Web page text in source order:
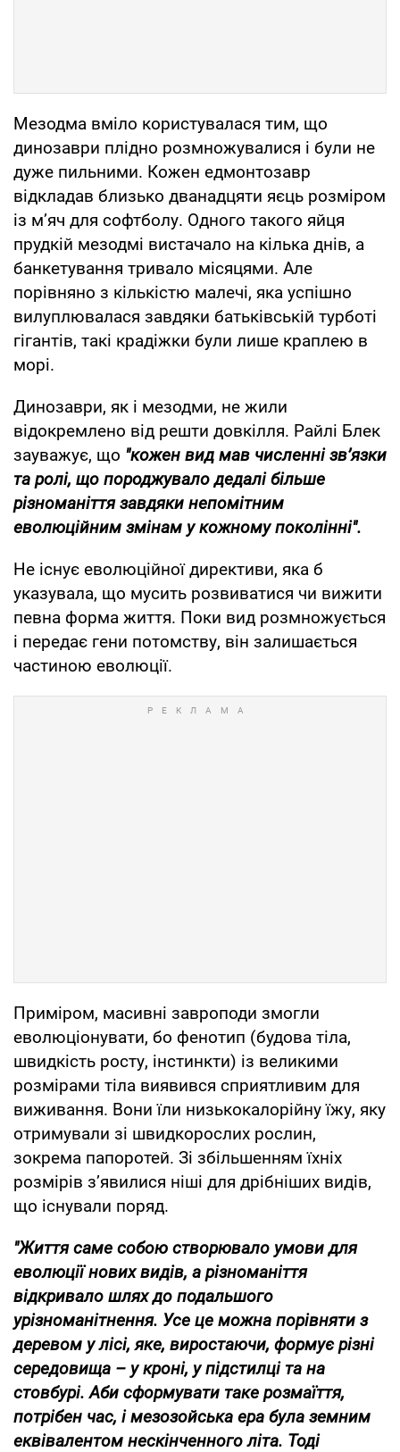
Мезодма вміло користувалася тим, що
динозаври плідно розмножувалися і були не
дуже пильними. Кожен едмонтозавр
відкладав близько дванадцяти яєць розміром
із м’яч для софтболу. Одного такого яйця
прудкій мезодмі вистачало на кілька днів, а
банкетування тривало місяцями. Але
порівняно з кількістю малечі, яка успішно
вилуплювалася завдяки батьківській турботі
гігантів, такі крадіжки були лише краплею в
морі.
Динозаври, як і мезодми, не жили
відокремлено від решти довкілля. Райлі Блек
зауважує, що "кожен вид мав численні зв’язки
та ролі, що породжувало дедалі більше
різноманіття завдяки непомітним
еволюційним змінам у кожному поколінні".
Не існує еволюційної директиви, яка б
указувала, що мусить розвиватися чи вижити
певна форма життя. Поки вид розмножується
і передає гени потомству, він залишається
частиною еволюції.
Приміром, масивні завроподи змогли
еволюціонувати, бо фенотип (будова тіла,
швидкість росту, інстинкти) із великими
розмірами тіла виявився сприятливим для
виживання. Вони їли низькокалорійну їжу, яку
отримували зі швидкорослих рослин,
зокрема папоротей. Зі збільшенням їхніх
розмірів з’явилися ніші для дрібніших видів,
що існували поряд.
"Життя саме собою створювало умови для
еволюції нових видів, а різноманіття
відкривало шлях до подальшого
урізноманітнення. Усе це можна порівняти з
деревом у лісі, яке, виростаючи, формує різні
середовища – у кроні, у підстилці та на
стовбурі. Аби сформувати таке розмаїття,
потрібен час, і мезозойська ера була земним
еквівалентом нескінченного літа. Тоді